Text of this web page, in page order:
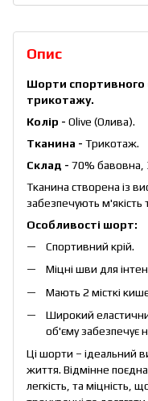
Опис
Шорти спортивного
трикотажу.
Колір - Olive (Олива).
Тканина - Трикотаж.
Склад - 70% бавовна,
Тканина створена із
забезпечують
Особливості шорт:
Спортивний крій.
Міцні шви для
Мають 2 місткі
Широкий
об'єму забезпечує
Ці шорти – ідеальний
життя. Відмінне
легкість, та міцність,